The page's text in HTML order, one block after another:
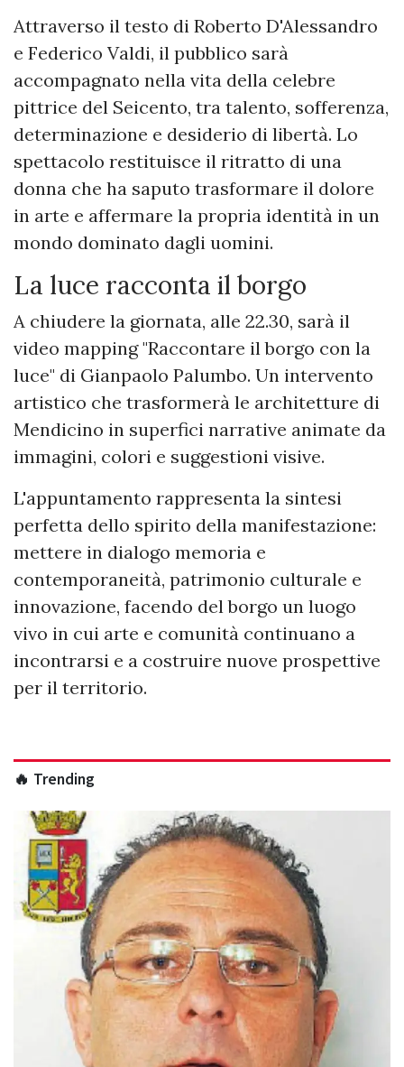
Attraverso il testo di Roberto D'Alessandro
e Federico Valdi, il pubblico sarà
accompagnato nella vita della celebre
pittrice del Seicento, tra talento, sofferenza,
determinazione e desiderio di libertà. Lo
spettacolo restituisce il ritratto di una
donna che ha saputo trasformare il dolore
in arte e affermare la propria identità in un
mondo dominato dagli uomini.
La luce racconta il borgo
A chiudere la giornata, alle 22.30, sarà il
video mapping "Raccontare il borgo con la
luce" di Gianpaolo Palumbo. Un intervento
artistico che trasformerà le architetture di
Mendicino in superfici narrative animate da
immagini, colori e suggestioni visive.
L'appuntamento rappresenta la sintesi
perfetta dello spirito della manifestazione:
mettere in dialogo memoria e
contemporaneità, patrimonio culturale e
innovazione, facendo del borgo un luogo
vivo in cui arte e comunità continuano a
incontrarsi e a costruire nuove prospettive
per il territorio.
🔥 Trending